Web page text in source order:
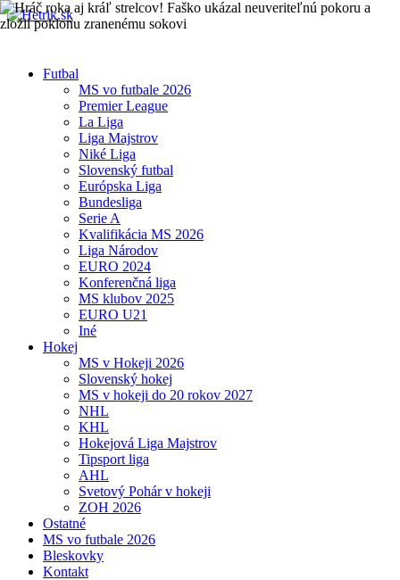
Futbal
MS vo futbale 2026
Premier League
La Liga
Liga Majstrov
Niké Liga
Slovenský futbal
Európska Liga
Bundesliga
Serie A
Kvalifikácia MS 2026
Liga Národov
EURO 2024
Konferenčná liga
MS klubov 2025
EURO U21
Iné
Hokej
MS v Hokeji 2026
Slovenský hokej
MS v hokeji do 20 rokov 2027
NHL
KHL
Hokejová Liga Majstrov
Tipsport liga
AHL
Svetový Pohár v hokeji
ZOH 2026
Ostatné
MS vo futbale 2026
Bleskovky
Kontakt